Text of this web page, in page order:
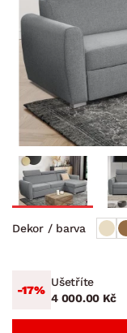
Dekor / barva
-17%
Ušetříte
4 000.00 Kč